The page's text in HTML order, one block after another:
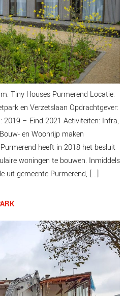
Tiny Houses Purmerend Locatie:
en Verzetslaan Opdrachtgever:
2019 – Eind 2021 Activiteiten: Infra,
en Woonrijp maken
heeft in 2018 het besluit
woningen te bouwen. Inmiddels
uit gemeente Purmerend, […]